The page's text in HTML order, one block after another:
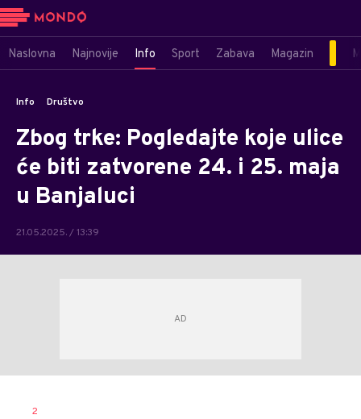
Naslovna Najnovije Info Sport Zabava Magazin
Info Društvo
Zbog trke: Pogledajte koje ulice
će biti zatvorene 24. i 25. maja
u Banjaluci
21.05.2025. / 13:39
AUTOR
2